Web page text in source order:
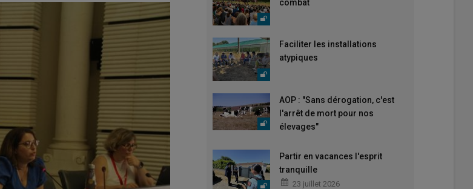
combat
Faciliter les installations
atypiques
AOP : "Sans dérogation, c'est
l'arrêt de mort pour nos
élevages"
Partir en vacances l'esprit
tranquille
23 juillet 2026